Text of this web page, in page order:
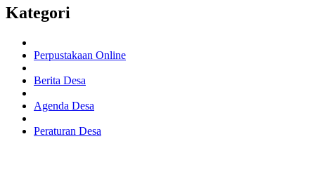
Kategori
Perpustakaan Online
Berita Desa
Agenda Desa
Peraturan Desa